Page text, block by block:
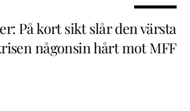
På kort sikt slår den värsta
någonsin hårt mot MFF